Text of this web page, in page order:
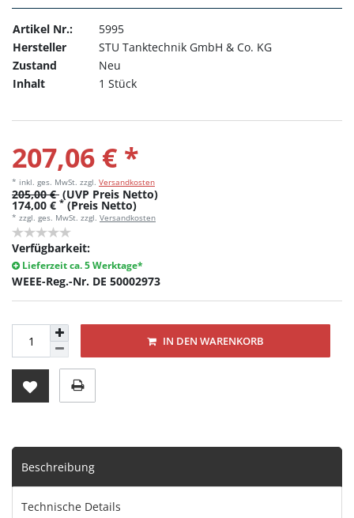
Artikel Nr.:
5995
Hersteller
STU Tanktechnik GmbH & Co. KG
Zustand
Neu
Inhalt
1 Stück
207,06 € *
* inkl. ges. MwSt. zzgl. Versandkosten
205,00 € (UVP Preis Netto)
174,00 € * (Preis Netto)
* zzgl. ges. MwSt. zzgl. Versandkosten
Verfügbarkeit:
Lieferzeit ca. 5 Werktage*
WEEE-Reg.-Nr. DE 50002973
IN DEN WARENKORB
Beschreibung
Technische Details